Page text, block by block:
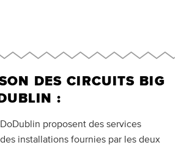
DES CIRCUITS BIG
:
DoDublin proposent des services
installations fournies par les deux